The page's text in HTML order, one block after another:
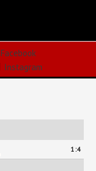
Facebook
Instagram
1:4